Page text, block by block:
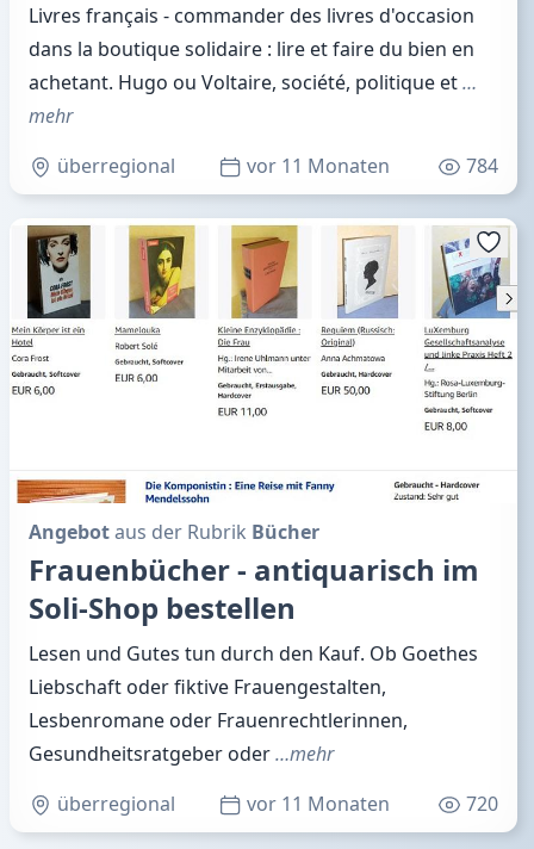
Livres français - commander des livres d'occasion
dans la boutique solidaire : lire et faire du bien en
achetant. Hugo ou Voltaire, société, politique et…
mehr
überregional
vor 11 Monaten 784
Angebotaus der Rubrik Bücher
Frauenbücher - antiquarisch im
Soli-Shop bestellen
Lesen und Gutes tun durch den Kauf. Ob Goethes
Liebschaft oder fiktive Frauengestalten,
Lesbenromane oder Frauenrechtlerinnen,
Gesundheitsratgeber oder…mehr
überregional
vor 11 Monaten 720